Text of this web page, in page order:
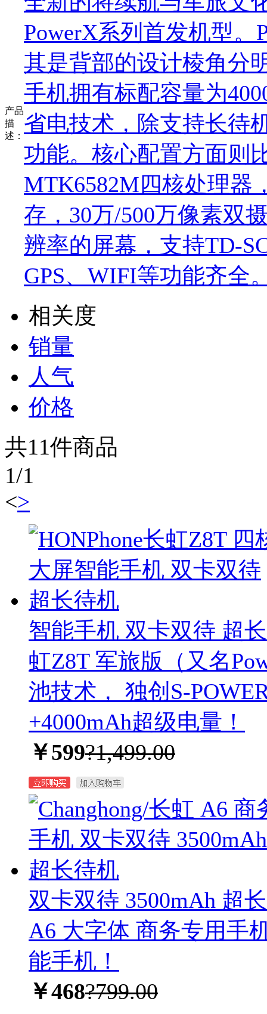
产品
描
述：
PowerX系列首发机型
其是背部的设计棱角分
手机拥有标配容量为
省电技术，除支持长待
功能。核心配置方面则
MTK6582M四核处理器
存，30万/500万像素双
辨率的屏幕，支持TD-
GPS、WIFI等功能齐全
相关度
销量
人气
价格
共11件商品
1/1
<>
智能手机 双卡双待 超
虹Z8T 军旅版（又名
池技术， 独创S-
+4000mAh超级电量！
￥599?1,499.00
双卡双待 3500mAh 超
A6 大字体 商务专用手
能手机！
￥468?799.00